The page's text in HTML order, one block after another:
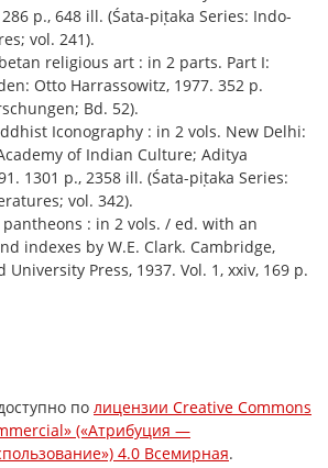
по лицензии Creative Commons
(«Атрибуция —
4.0 Всемирная.
p., 648 ill. (Śata-piṭaka Series: Indo-
vol. 241).
religious art : in 2 parts. Part I:
Otto Harrassowitz, 1977. 352 p.
Bd. 52).
Iconography : in 2 vols. New Delhi:
of Indian Culture; Aditya
1301 p., 2358 ill. (Śata-piṭaka Series:
vol. 342).
pantheons : in 2 vols. / ed. with an
indexes by W.E. Clark. Cambridge,
University Press, 1937. Vol. 1, xxiv, 169 p.